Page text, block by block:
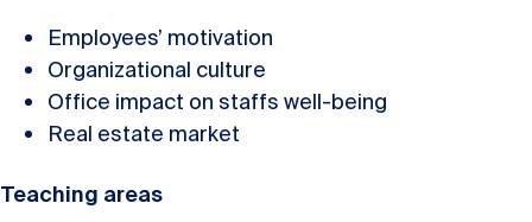
Employees’ motivation
Organizational culture
Office impact on staffs well-being
Real estate market
Teaching areas